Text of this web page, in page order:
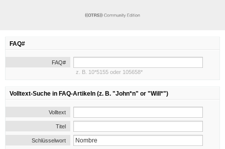
FAQ#
FAQ#
z. B. 10*5155 oder 105658*
Volltext-Suche in FAQ-Artikeln (z. B. "John*n" or "Will*")
Volltext
Titel
Schlüsselwort